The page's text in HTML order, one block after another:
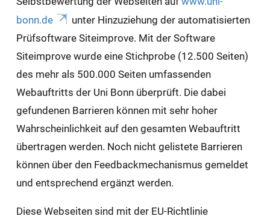
bonn.de
unter Hinzuziehung der automatisierten
Prüfsoftware Siteimprove. Mit der Software
Siteimprove wurde eine Stichprobe (12.500 Seiten)
des mehr als 500.000 Seiten umfassenden
Webauftritts der Uni Bonn überprüft. Die dabei
gefundenen Barrieren können mit sehr hoher
Wahrscheinlichkeit auf den gesamten Webauftritt
übertragen werden. Noch nicht gelistete Barrieren
können über den Feedbackmechanismus gemeldet
und entsprechend ergänzt werden.
Diese Webseiten sind mit der EU-Richtlinie